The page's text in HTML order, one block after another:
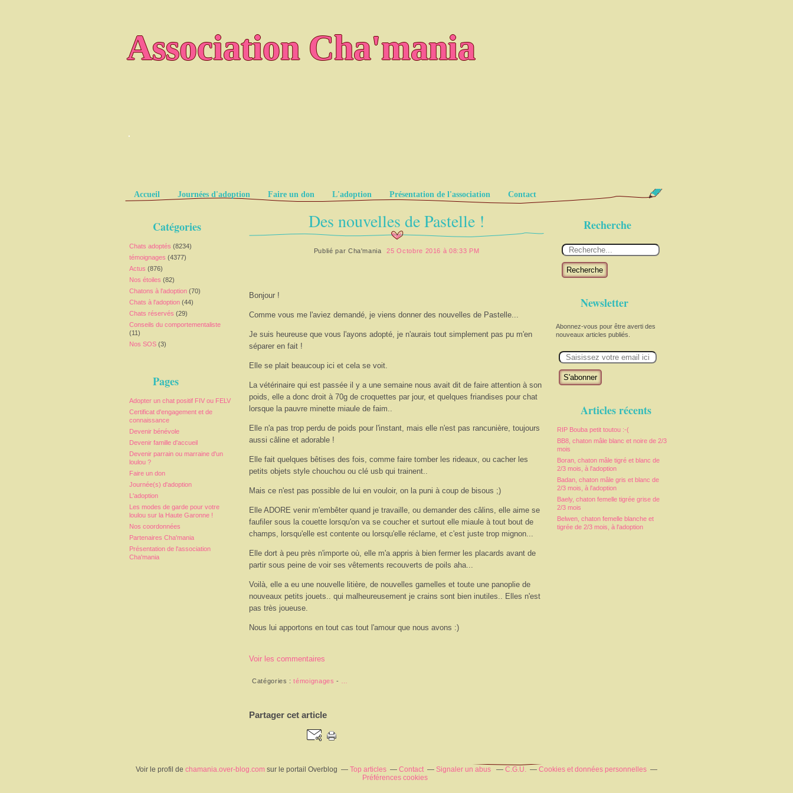
Association Cha'mania
.
Pages
Accueil Journées d'adoption Faire un don L'adoption Présentation de l'association Contact
Catégories
Chats adoptés (8234)
témoignages (4377)
Actus (876)
Nos étoiles (82)
Chatons à l'adoption (70)
Chats à l'adoption (44)
Chats réservés (29)
Conseils du comportementaliste
(11)
Nos SOS (3)
Pages
Adopter un chat positif FIV ou FELV
Certificat d'engagement et de
connaissance
Devenir bénévole
Devenir famille d'accueil
Devenir parrain ou marraine d'un
loulou ?
Faire un don
Journée(s) d'adoption
L'adoption
Les modes de garde pour votre
loulou sur la Haute Garonne !
Nos coordonnées
Partenaires Cha'mania
Présentation de l'association
Cha'mania
Recherche
Recherche
Newsletter
Abonnez-vous pour être averti des
nouveaux articles publiés.
m
Articles récents
RIP Bouba petit toutou :-(
BB8, chaton mâle blanc et noire de 2/3
mois
Boran, chaton mâle tigré et blanc de
2/3 mois, à l'adoption
Badan, chaton mâle gris et blanc de
2/3 mois, à l'adoption
Baely, chaton femelle tigrée grise de
2/3 mois
Belwen, chaton femelle blanche et
tigrée de 2/3 mois, à l'adoption
Des nouvelles de Pastelle !
Publié par Cha'mania 25 Octobre 2016 à 08:33 PM
Bonjour !
Comme vous me l'aviez demandé, je viens donner des nouvelles de Pastelle...
Je suis heureuse que vous l'ayons adopté, je n'aurais tout simplement pas pu m'en
séparer en fait !
Elle se plait beaucoup ici et cela se voit.
La vétérinaire qui est passée il y a une semaine nous avait dit de faire attention à son
poids, elle a donc droit à 70g de croquettes par jour, et quelques friandises pour chat
lorsque la pauvre minette miaule de faim..
Elle n'a pas trop perdu de poids pour l'instant, mais elle n'est pas rancunière, toujours
aussi câline et adorable !
Elle fait quelques bêtises des fois, comme faire tomber les rideaux, ou cacher les
petits objets style chouchou ou clé usb qui trainent..
Mais ce n'est pas possible de lui en vouloir, on la puni à coup de bisous ;)
Elle ADORE venir m'embêter quand je travaille, ou demander des câlins, elle aime se
faufiler sous la couette lorsqu'on va se coucher et surtout elle miaule à tout bout de
champs, lorsqu'elle est contente ou lorsqu'elle réclame, et c'est juste trop mignon...
Elle dort à peu près n'importe où, elle m'a appris à bien fermer les placards avant de
partir sous peine de voir ses vêtements recouverts de poils aha...
Voilà, elle a eu une nouvelle litière, de nouvelles gamelles et toute une panoplie de
nouveaux petits jouets.. qui malheureusement je crains sont bien inutiles.. Elles n'est
pas très joueuse.
Nous lui apportons en tout cas tout l'amour que nous avons :)
Voir les commentaires
Catégories :témoignages -
Partager cet article
Voir le profil de chamania.over-blog.com sur le portail Overblog Top articles Contact Signaler un abus C.G.U.
Cookies et données personnelles
Préférences cookies